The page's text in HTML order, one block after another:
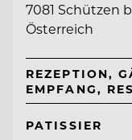
7081 Schützen
Österreich
REZEPTION,
EMPFANG,
PATISSIER